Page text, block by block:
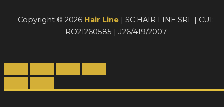
Copyright © 2026 Hair Line | SC HAIR LINE SRL | CUI:
RO21260585 | J26/419/2007